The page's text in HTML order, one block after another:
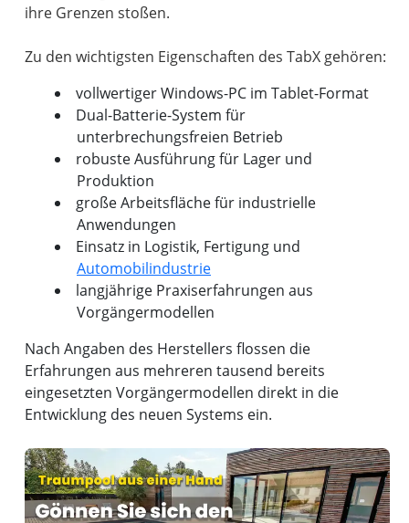
ihre Grenzen stoßen.
vollwertiger Windows-PC im Tablet-Format
Dual-Batterie-System für
unterbrechungsfreien Betrieb
robuste Ausführung für Lager und
Produktion
große Arbeitsfläche für industrielle
Anwendungen
Einsatz in Logistik, Fertigung und
Automobilindustrie
langjährige Praxiserfahrungen aus
Vorgängermodellen
Nach Angaben des Herstellers flossen die
Erfahrungen aus mehreren tausend bereits
eingesetzten Vorgängermodellen direkt in die
Entwicklung des neuen Systems ein.